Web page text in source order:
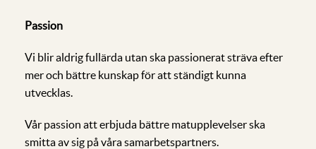
Passion
Vi blir aldrig fullärda utan ska passionerat sträva efter
mer och bättre kunskap för att ständigt kunna
utvecklas.
Vår passion att erbjuda bättre matupplevelser ska
smitta av sig på våra samarbetspartners.